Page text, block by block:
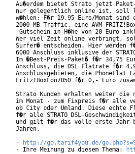
Au�erdem bietet Strato jetzt Paket-
nur gelegentlich online ist, soll
w�hlen: F�r 19,95 Euro/Monat sind
2000 MB Traffic, eine AVM
-Gutschein in H�he von 20 Euro
Wer viel Zeit online verbringt,
Surfer� entscheiden. Hier werden
6000 Anschluss inklusive der
Im �Best-Preis-Paket� f�r 34,75
Anschluss, die DSL Flatrate f�r
Anschlussgebieten, die PhoneFlat
Fritz!BoxFon7050 f�r 0,-
Strato Kunden erhalten weiter die
im Monat - zum Fixpreis f�r alle
ob City oder Umland. Diese echte
f�r alle STRATO DSL-
und gilt f�r das volle erste Jahr
Jahren.
-
http://go.tarif4you.de/
- Ihre Meinung zu diesem Thema: